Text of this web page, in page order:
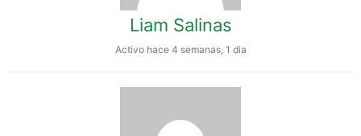
Liam Salinas
Activo hace 4 semanas, 1 dia